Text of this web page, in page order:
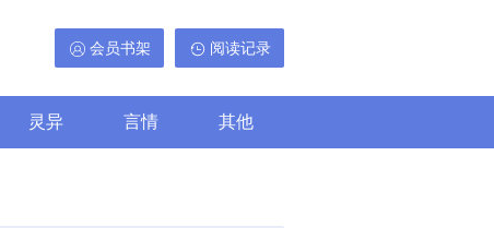
阅读记录
会员书架
灵异 言情 其他